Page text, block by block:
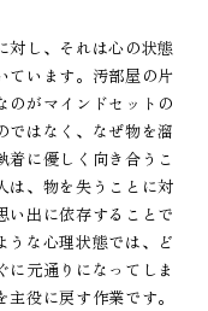
対し、それは心の状態
ています。汚部屋の片
のがマインドセットの
ではなく、なぜ物を溜
着に優しく向き合うこ
は、物を失うことに対
い出に依存することで
うな心理状態では、ど
に元通りになってしま
役に戻す作業です。